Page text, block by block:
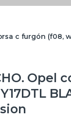
c furgón (f08,
Opel
Y17DTL